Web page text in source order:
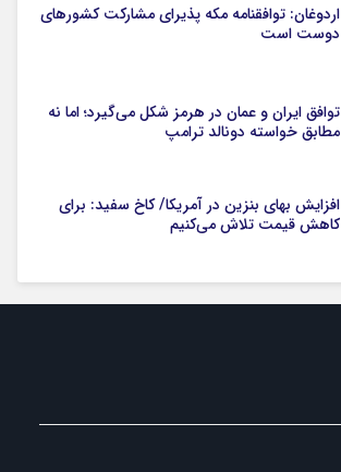
اردوغان: توافقنامه مکه پذیرای مشارکت کشورهای
دوست است
توافق ایران و عمان در هرمز شکل می‌گیرد؛ اما نه
مطابق خواسته دونالد ترامپ
افزایش بهای بنزین در آمریکا/ کاخ سفید: برای
کاهش قیمت تلاش می‌کنیم